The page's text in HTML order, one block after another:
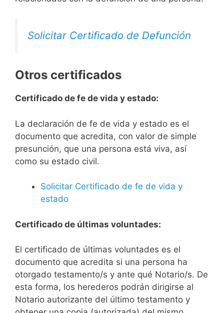
Solicitar Certificado de Defunción
Otros certificados
Certificado de fe de vida y estado:
La declaración de fe de vida y estado es el
documento que acredita, con valor de simple
presunción, que una persona está viva, así
como su estado civil.
Solicitar Certificado de fe de vida y
estado
Certificado de últimas voluntades:
El certificado de últimas voluntades es el
documento que acredita si una persona ha
otorgado testamento/s y ante qué Notario/s. De
esta forma, los herederos podrán dirigirse al
Notario autorizante del último testamento y